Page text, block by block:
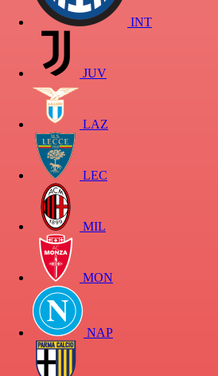
INT
JUV
LAZ
LEC
MIL
MON
NAP